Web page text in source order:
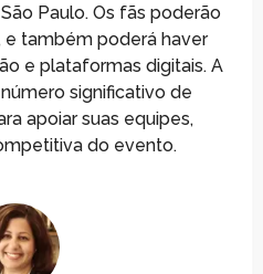
Paulo. Os fãs poderão
e também poderá haver
e plataformas digitais. A
significativo de
apoiar suas equipes,
do evento.